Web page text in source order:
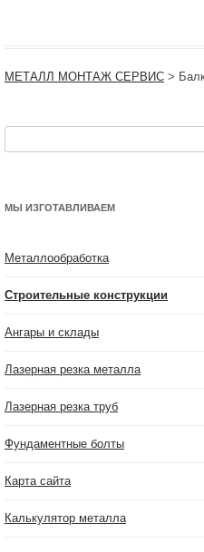
МЕТАЛЛ МОНТАЖ СЕРВИС >
МЫ ИЗГОТАВЛИВАЕМ
Металлообработка
Строительные конструкции
Ангары и склады
Лазерная резка металла
Лазерная резка труб
Фундаментные болты
Карта сайта
Калькулятор металла